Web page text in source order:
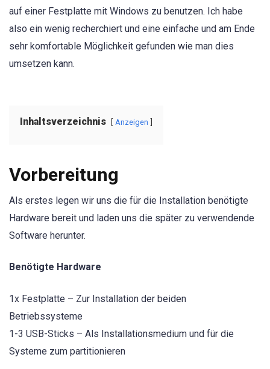
auf einer Festplatte mit Windows zu benutzen. Ich habe
also ein wenig recherchiert und eine einfache und am Ende
sehr komfortable Möglichkeit gefunden wie man dies
umsetzen kann.
Inhaltsverzeichnis Anzeigen
Vorbereitung
Als erstes legen wir uns die für die Installation benötigte
Hardware bereit und laden uns die später zu verwendende
Software herunter.
Benötigte Hardware
1x Festplatte – Zur Installation der beiden
Betriebssysteme
1-3 USB-Sticks – Als Installationsmedium und für die
Systeme zum partitionieren